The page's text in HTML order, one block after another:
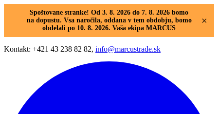
Spoštovane stranke! Od 3. 8. 2026 do 7. 8. 2026 bomo
na dopustu. Vsa naročila, oddana v tem obdobju, bomo
obdelali po 10. 8. 2026. Vaša ekipa MARCUS
×
Kontakt: +421 43 238 82 82, info@marcustrade.sk